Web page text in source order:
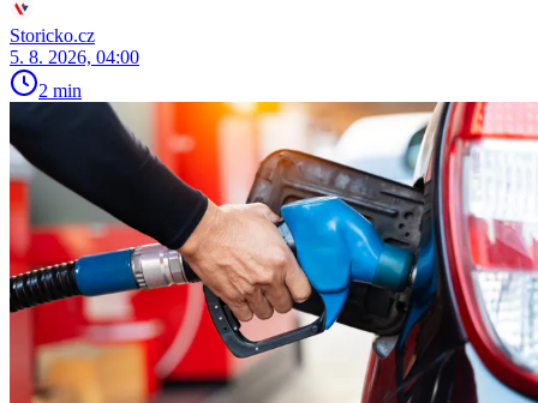
Storicko.cz
5. 8. 2026, 04:00
2 min